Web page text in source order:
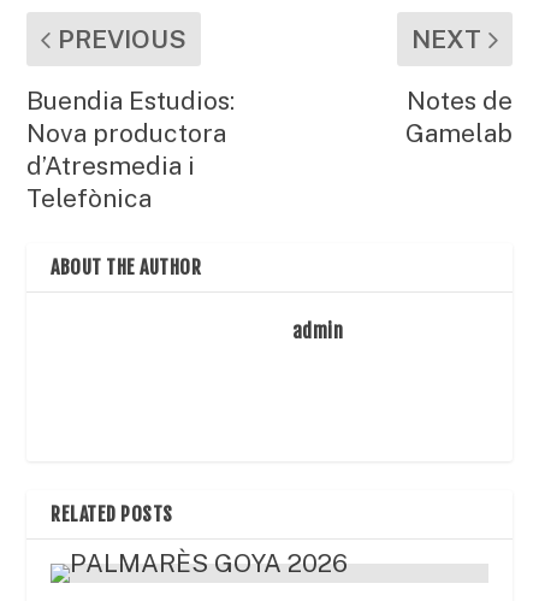
PREVIOUS
Buendia Estudios:
Nova productora
d’Atresmedia i
Telefònica
NEXT
Notes de
Gamelab
ABOUT THE AUTHOR
admin
RELATED POSTS